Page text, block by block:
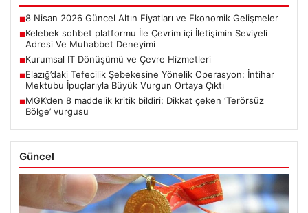
■8 Nisan 2026 Güncel Altın Fiyatları ve Ekonomik Gelişmeler
■Kelebek sohbet platformu İle Çevrim içi İletişimin Seviyeli
Adresi Ve Muhabbet Deneyimi
■Kurumsal IT Dönüşümü ve Çevre Hizmetleri
■Elazığ’daki Tefecilik Şebekesine Yönelik Operasyon: İntihar
Mektubu İpuçlarıyla Büyük Vurgun Ortaya Çıktı
■MGK’den 8 maddelik kritik bildiri: Dikkat çeken ‘Terörsüz
Bölge’ vurgusu
Güncel